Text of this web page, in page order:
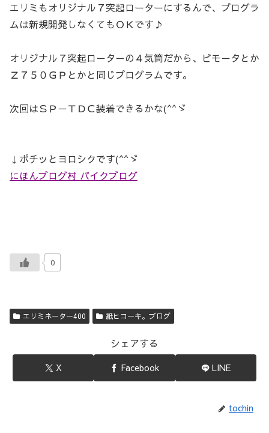
エリミもオリジナル７突起ローターにするんで、プログラ
ムは新規開発しなくてもＯＫです♪
オリジナル７突起ローターの４気筒だから、ビモータとか
Ｚ７５０ＧＰとかと同じプログラムです。
次回はＳＰ－ＴＤＣ装着できるかな(^^ゞ
↓ポチッとヨロシクです(^^ゞ
にほんブログ村 バイクブログ
0
エリミネーター400 紙ヒコーキ。ブログ
シェアする
X Facebook LINE
tochin